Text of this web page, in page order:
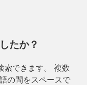
たか？
索できます。 複数
の間をスペースで